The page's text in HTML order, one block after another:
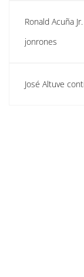
Ronald Acuña
jonrones
José Altuve